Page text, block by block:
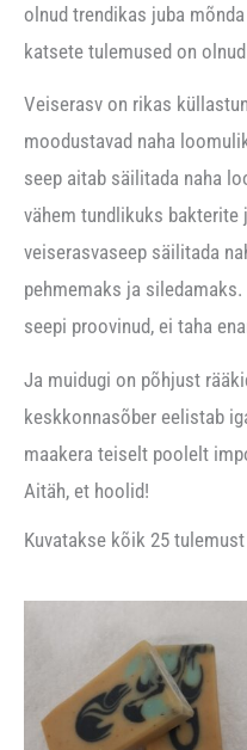
olnud trendikas juba
katsete tulemused on
Veiserasv on rikas
moodustavad naha
seep aitab säilitada naha
vähem tundlikuks bakterite
veiserasvaseep säilitada
pehmemaks ja
seepi proovinud, ei taha
Ja muidugi on põhjust
keskkonnasõber eelistab
maakera teiselt poolelt
Aitäh, et hoolid!
Kuvatakse kõik 25 tulemust